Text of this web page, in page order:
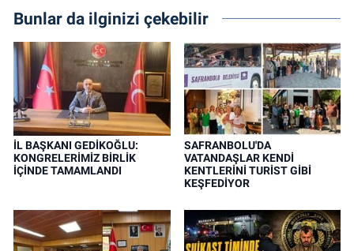
Bunlar da ilginizi çekebilir
İL BAŞKANI GEDİKOĞLU:
KONGRELERİMİZ BİRLİK
İÇİNDE TAMAMLANDI
SAFRANBOLU'DA
VATANDAŞLAR KENDİ
KENTLERİNİ TURİST GİBİ
KEŞFEDİYOR